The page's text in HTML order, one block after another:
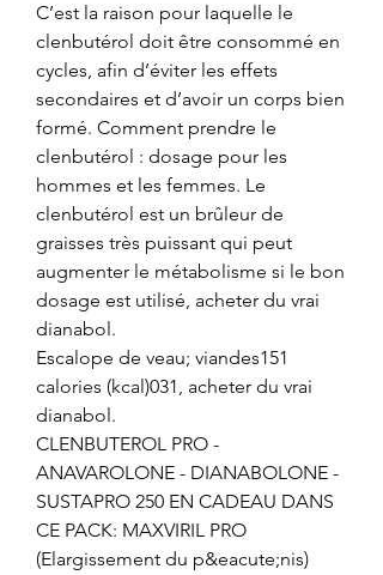
C’est la raison pour laquelle le
clenbutérol doit être consommé en
cycles, afin d’éviter les effets
secondaires et d’avoir un corps bien
formé. Comment prendre le
clenbutérol : dosage pour les
hommes et les femmes. Le
clenbutérol est un brûleur de
graisses très puissant qui peut
augmenter le métabolisme si le bon
dosage est utilisé, acheter du vrai
dianabol.
Escalope de veau; viandes151
calories (kcal)031, acheter du vrai
dianabol.
CLENBUTEROL PRO -
ANAVAROLONE - DIANABOLONE -
SUSTAPRO 250 EN CADEAU DANS
CE PACK: MAXVIRIL PRO
(Elargissement du p&eacute;nis)